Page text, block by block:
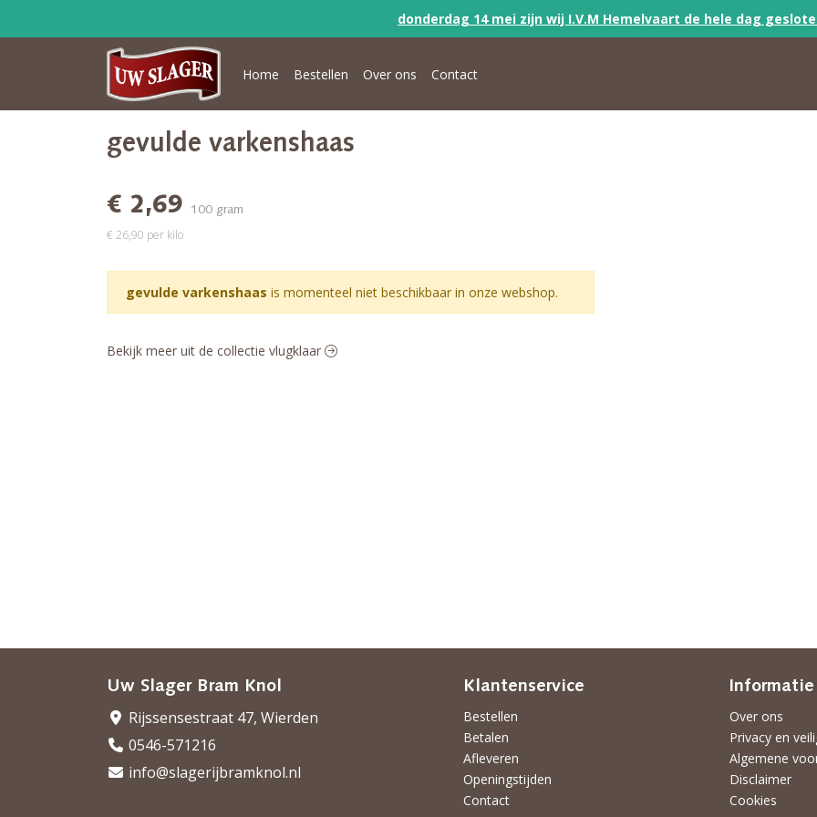
donderdag 14 mei zijn wij I.V.M Hemelvaart de hele dag
Home Bestellen Over ons Contact
gevulde varkenshaas
€ 2,69 100 gram
€ 26,90 per kilo
gevulde varkenshaas is momenteel niet beschikbaar in onze webshop.
Bekijk meer uit de collectie vlugklaar
Uw Slager Bram Knol
Rijssensestraat 47, Wierden
0546-571216
info@slagerijbramknol.nl
Klantenservice
Bestellen
Betalen
Afleveren
Openingstijden
Contact
Informatie
Over ons
Privacy en
Algemene
Disclaimer
Cookies